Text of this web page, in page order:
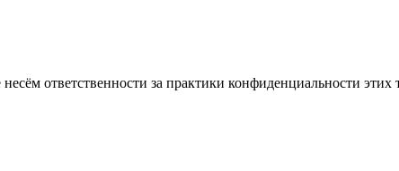
ответственности за практики конфиденциальности этих